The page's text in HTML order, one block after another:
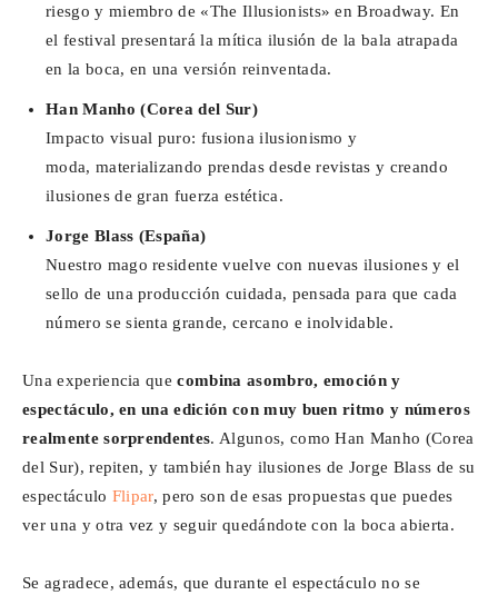
riesgo y miembro de «The Illusionists» en Broadway. En
el festival presentará la mítica ilusión de la bala atrapada
en la boca, en una versión reinventada.
Han Manho (Corea del Sur)
Impacto visual puro: fusiona ilusionismo y
moda, materializando prendas desde revistas y creando
ilusiones de gran fuerza estética.
Jorge Blass (España)
Nuestro mago residente vuelve con nuevas ilusiones y el
sello de una producción cuidada, pensada para que cada
número se sienta grande, cercano e inolvidable.
Una experiencia que combina asombro, emoción y
espectáculo, en una edición con muy buen ritmo y números
realmente sorprendentes. Algunos, como Han Manho (Corea
del Sur), repiten, y también hay ilusiones de Jorge Blass de su
espectáculo Flipar, pero son de esas propuestas que puedes
ver una y otra vez y seguir quedándote con la boca abierta.
Se agradece, además, que durante el espectáculo no se